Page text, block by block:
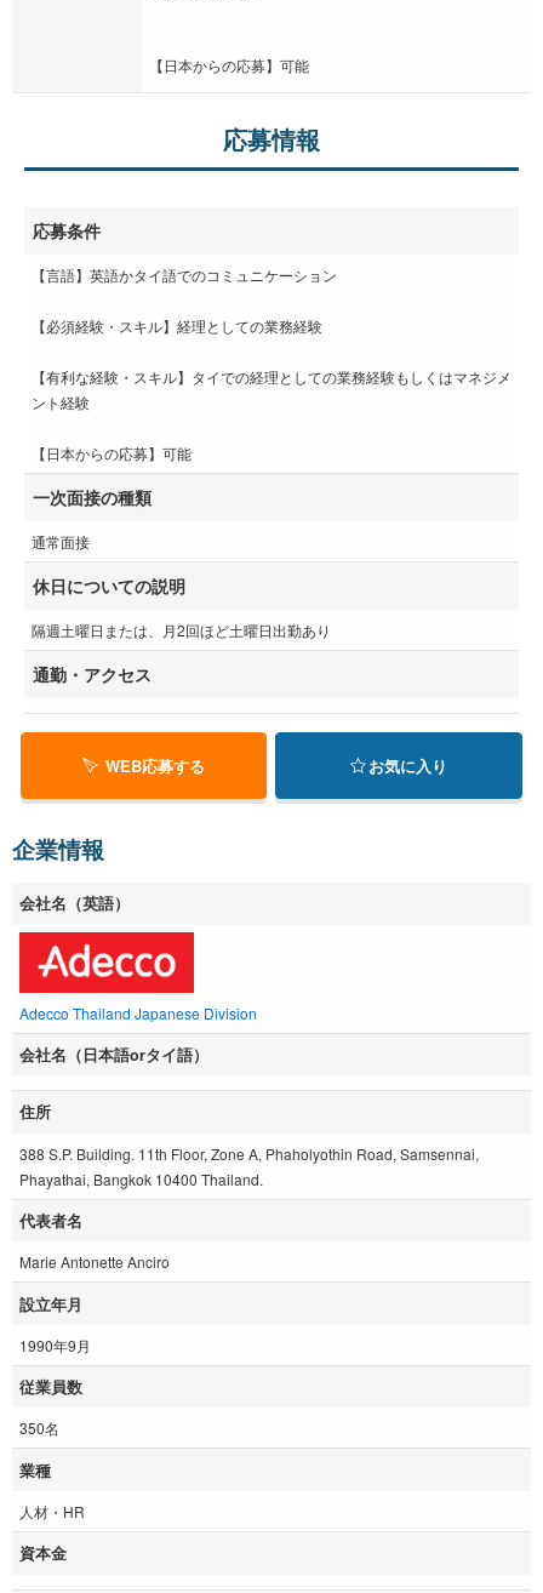
【日本からの応募】可能
応募情報
応募条件
【言語】英語かタイ語でのコミュニケーション
【必須経験・スキル】経理としての業務経験
【有利な経験・スキル】タイでの経理としての業務経験もしくはマネジメ
ント経験
【日本からの応募】可能
一次面接の種類
通常面接
休日についての説明
隔週土曜日または、月2回ほど土曜日出勤あり
通勤・アクセス
WEB応募する お気に入り
企業情報
会社名（英語）
Adecco Thailand Japanese Division
会社名（日本語orタイ語）
住所
388 S.P. Building. 11th Floor, Zone A, Phaholyothin Road, Samsennai,
Phayathai, Bangkok 10400 Thailand.
代表者名
Marie Antonette Anciro
設立年月
1990年9月
従業員数
350名
業種
人材・HR
資本金